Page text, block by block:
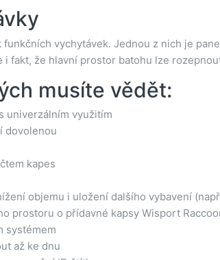
vychytávek. Jednou z nich je
fakt, že hlavní prostor batohu lze
musíte vědět:
univerzálním využitím
dovolenou
kapes
objemu i uložení dalšího vybavení
prostoru o přídavné kapsy Wisport
systémem
až ke dnu